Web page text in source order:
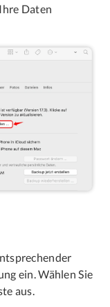
Daten
ein. Wählen Sie
aus.